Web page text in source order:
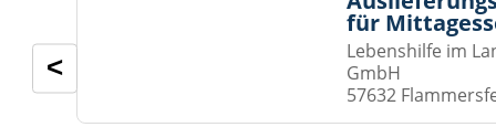
für
Lebenshilfe im
GmbH
57632
<